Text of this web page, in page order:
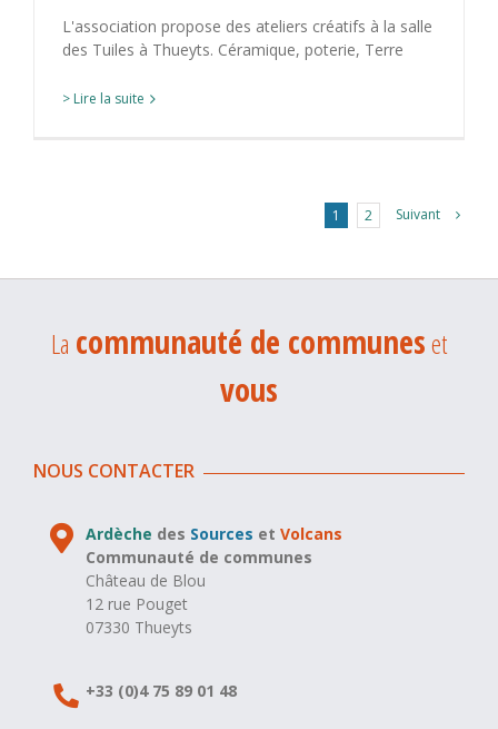
L'association propose des ateliers créatifs à la salle
des Tuiles à Thueyts. Céramique, poterie, Terre
> Lire la suite
1 2 Suivant
La communauté de communeset
vous
NOUS CONTACTER
Ardèche des Sources etVolcans
Communauté de communes
Château de Blou
12 rue Pouget
07330 Thueyts
+33 (0)4 75 89 01 48